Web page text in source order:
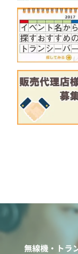
無線機・トラ